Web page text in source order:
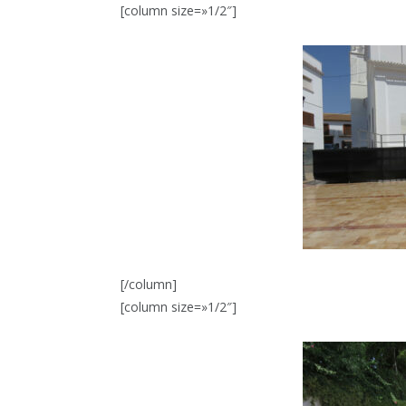
[column size=»1/2″]
[/column]
[column size=»1/2″]